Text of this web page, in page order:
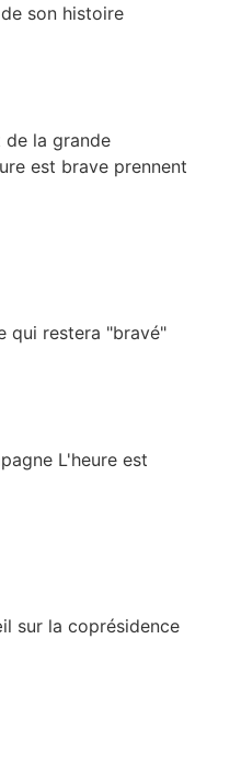
son histoire
qui restera "bravé"
sur la coprésidence